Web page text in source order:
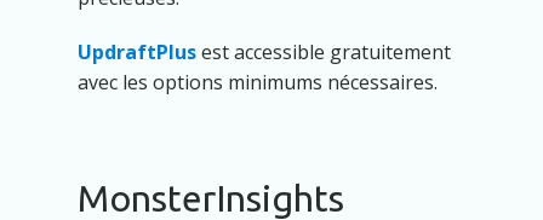
UpdraftPlusest accessible gratuitement
avec les options minimums nécessaires.
MonsterInsights